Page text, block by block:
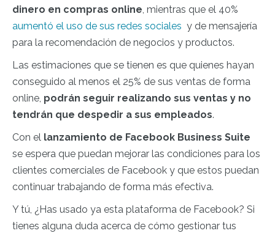
dinero en compras online, mientras que el 40%
aumentó el uso de sus redes sociales y de mensajería
para la recomendación de negocios y productos.
Las estimaciones que se tienen es que quienes hayan
conseguido al menos el 25% de sus ventas de forma
online, podrán seguir realizando sus ventas y no
tendrán que despedir a sus empleados.
Con el lanzamiento de Facebook Business Suite
se espera que puedan mejorar las condiciones para los
clientes comerciales de Facebook y que estos puedan
continuar trabajando de forma más efectiva.
Y tú, ¿Has usado ya esta plataforma de Facebook? Si
tienes alguna duda acerca de cómo gestionar tus